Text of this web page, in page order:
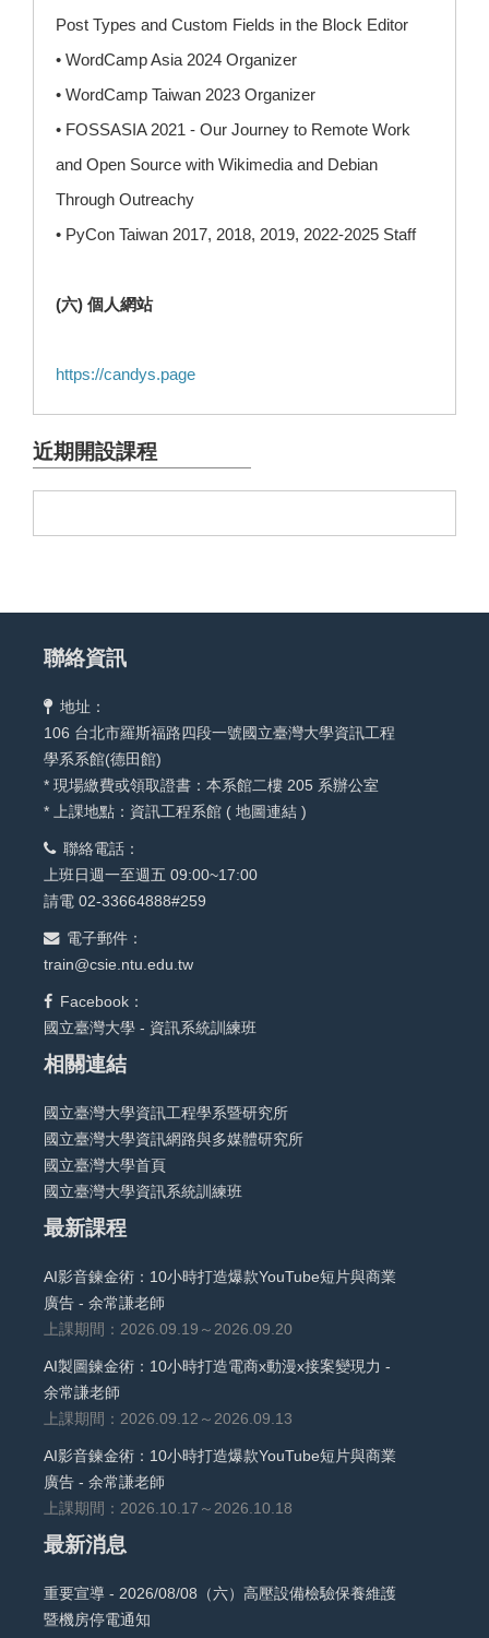
Post Types and Custom Fields in the Block Editor
• WordCamp Asia 2024 Organizer
• WordCamp Taiwan 2023 Organizer
• FOSSASIA 2021 - Our Journey to Remote Work
and Open Source with Wikimedia and Debian
Through Outreachy
• PyCon Taiwan 2017, 2018, 2019, 2022-2025 Staff
(六) 個人網站
https://candys.page
近期開設課程
聯絡資訊
地址：
106 台北市羅斯福路四段一號國立臺灣大學資訊工程
學系系館(德田館)
* 現場繳費或領取證書：本系館二樓 205 系辦公室
* 上課地點：資訊工程系館 ( 地圖連結 )
聯絡電話：
上班日週一至週五 09:00~17:00
請電 02-33664888#259
電子郵件：
train@csie.ntu.edu.tw
Facebook：
國立臺灣大學 - 資訊系統訓練班
相關連結
國立臺灣大學資訊工程學系暨研究所
國立臺灣大學資訊網路與多媒體研究所
國立臺灣大學首頁
國立臺灣大學資訊系統訓練班
最新課程
AI影音鍊金術：10小時打造爆款YouTube短片與商業
廣告 - 余常謙老師
上課期間：2026.09.19～2026.09.20
AI製圖鍊金術：10小時打造電商x動漫x接案變現力 -
余常謙老師
上課期間：2026.09.12～2026.09.13
AI影音鍊金術：10小時打造爆款YouTube短片與商業
廣告 - 余常謙老師
上課期間：2026.10.17～2026.10.18
最新消息
重要宣導 - 2026/08/08（六）高壓設備檢驗保養維護
暨機房停電通知